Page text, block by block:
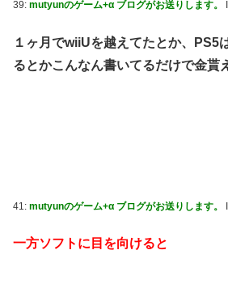
39: mutyunのゲーム+α ブログがお送りします。
１ヶ月でwiiUを越えてたとか、PS5
るとかこんなん書いてるだけで金貰
41: mutyunのゲーム+α ブログがお送りします。
一方ソフトに目を向けると